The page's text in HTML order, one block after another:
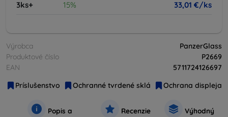
3ks+
15% 33,01 €/ks
Výrobca
PanzerGlass
Produktové číslo
P2669
EAN
5711724126697
Príslušenstvo
Ochranné tvrdené sklá Ochrana displeja
Popis a Recenzie Výhodný